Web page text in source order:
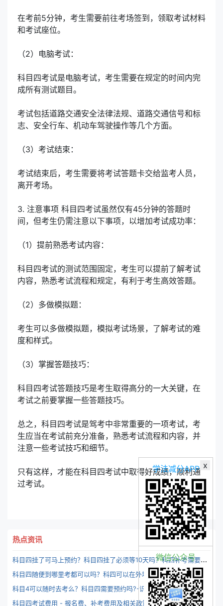
在考前5分钟，考生需要前往考场签到，领取考试材料
和考试座位。
（2）电脑考试：
科目四考试是电脑考试，考生需要在规定的时间内完
成所有测试题目。
考试包括道路交通安全法律法规、道路交通信号和标
志、安全行车、机动车驾驶操作等几个方面。
（3）考试结束：
考试结束后，考生需要将考试答题卡交给监考人员，
离开考场。
3. 注意事项 科目四考试虽然仅有45分钟的答题时
间，但考生仍需注意以下事项，以增加考试成功率：
（1）提前熟悉考试内容：
科目四考试的测试范围固定，考生可以提前了解考试
内容，熟悉考试流程和规定，有利于考生高效答题。
（2）多做模拟题：
考生可以多做模拟题，模拟考试场景，了解考试的难
度和样式。
（3）掌握答题技巧：
科目四考试答题技巧是考生取得高分的一大关键，在
考试之前要掌握一些答题技巧。
总之，科目四考试是驾考中非常重要的一项考试，考
生应当在考试前充分准备，熟悉考试流程和内容，并
注意一些考试技巧和细节。
只有这样，才能在科目四考试中取得好成绩，顺利通
过考试。
热点资讯
科
目四挂了可马上预约？科目四挂了必须等10天吗？科四补考需要交钱么？-识途驾考
科目四随便到哪里考都可以吗？科四可以在外地考么？-识途驾考
科目4可以随时去考么？科目四需要预约吗?-识途驾考
科
目四考试费用 - 报名费、补考费用及相关政策说明 | 让您了解科目四考试费用清单
x
学法减分APP
微信公众号